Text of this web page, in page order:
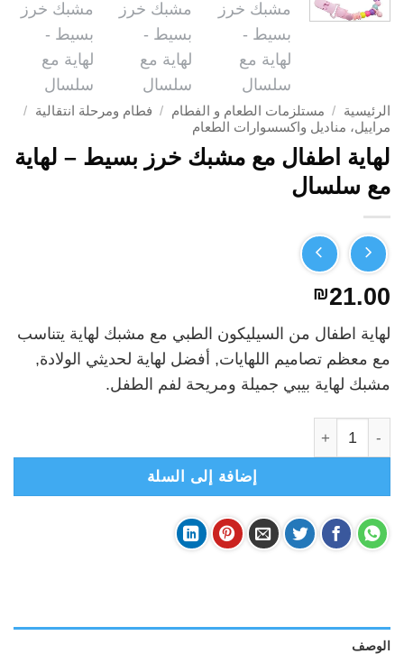
الرئيسية / مستلزمات الطعام و الفطام / فطام ومرحلة انتقالية /
مراييل، مناديل واكسسوارات الطعام
لهاية اطفال مع مشبك خرز بسيط – لهاية
مع سلسال
₪21.00
لهاية اطفال من السيليكون الطبي مع مشبك لهاية يتناسب
مع معظم تصاميم اللهايات, أفضل لهاية لحديثي الولادة,
مشبك لهاية بيبي جميلة ومريحة لفم الطفل.
إضافة إلى السلة
الوصف